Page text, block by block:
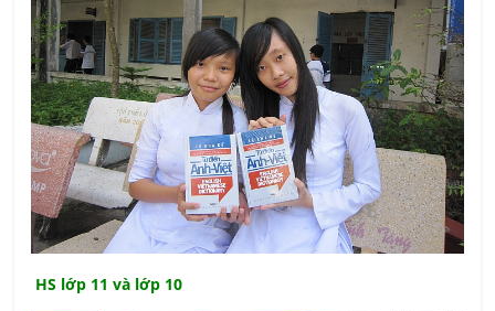
HS lớp 11 và lớp 10